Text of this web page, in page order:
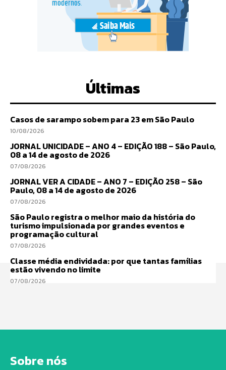
Últimas
Casos de sarampo sobem para 23 em São Paulo
10/08/2026
JORNAL UNICIDADE – ANO 4 – EDIÇÃO 188 – São Paulo,
08 a 14 de agosto de 2026
07/08/2026
JORNAL VER A CIDADE – ANO 7 – EDIÇÃO 258 – São
Paulo, 08 a 14 de agosto de 2026
07/08/2026
São Paulo registra o melhor maio da história do
turismo impulsionada por grandes eventos e
programação cultural
07/08/2026
Classe média endividada: por que tantas famílias
estão vivendo no limite
07/08/2026
Sobre nós